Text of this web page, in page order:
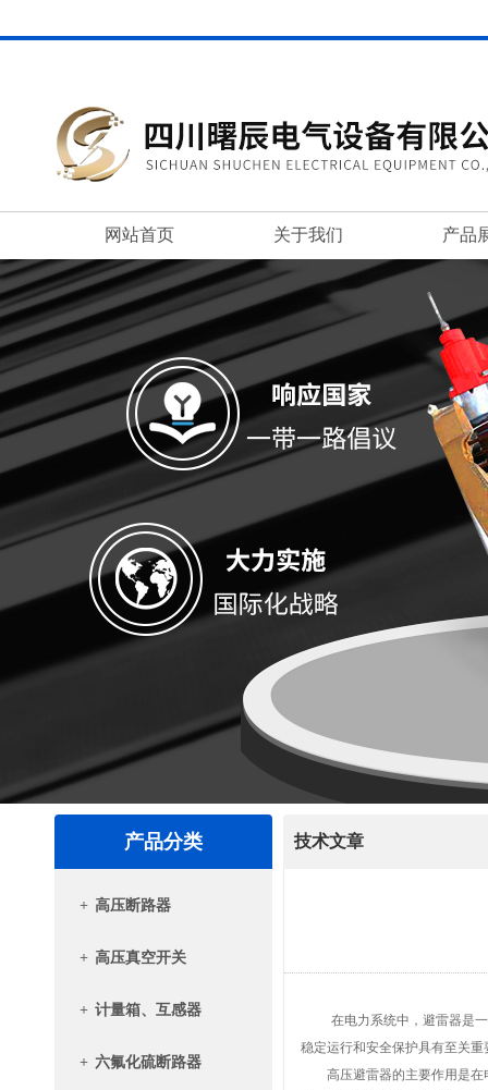
网站首页 关于我们 产品
产品分类
+ 高压断路器
+ 高压真空开关
+ 计量箱、互感器
+ 六氟化硫断路器
技术文章
在电力系统中，避雷器是一
稳定运行和安全保护具有至关重
高压避雷器的主要作用是在